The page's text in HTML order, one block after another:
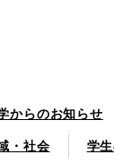
からのお知らせ
・社会 学